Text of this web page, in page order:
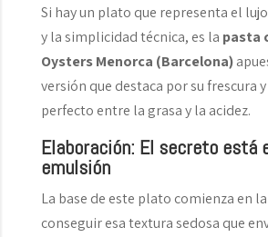
Si hay un plato que representa el
y la simplicidad técnica, es la pasta
Oysters Menorca (Barcelona)
versión que destaca por su frescura
perfecto entre la grasa y la acidez.
Elaboración: El secreto está
emulsión
La base de este plato comienza en
conseguir esa textura sedosa que